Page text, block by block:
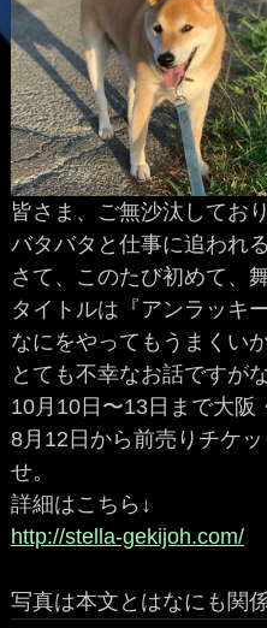
皆さま、ご無沙汰しており
バタバタと仕事に追われ
さて、このたび初めて、
タイトルは『アンラッキ
なにをやってもうまくい
とても不幸なお話ですが
10月10日〜13日まで大阪
8月12日から前売りチケ
せ。
詳細はこちら↓
http://stella-gekijoh.com/
写真は本文とはなにも関